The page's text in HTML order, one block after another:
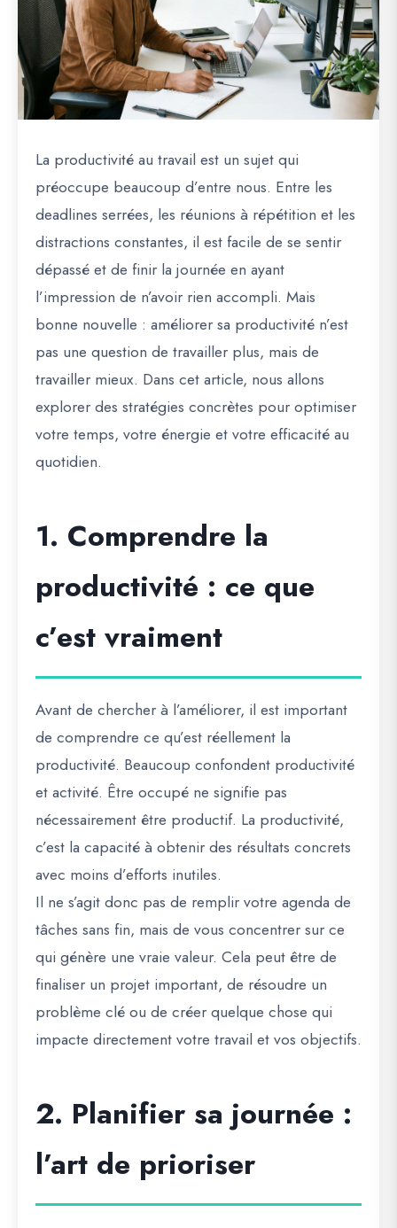
La productivité au travail est un sujet qui
préoccupe beaucoup d’entre nous. Entre les
deadlines serrées, les réunions à répétition et les
distractions constantes, il est facile de se sentir
dépassé et de finir la journée en ayant
l’impression de n’avoir rien accompli. Mais
bonne nouvelle : améliorer sa productivité n’est
pas une question de travailler plus, mais de
travailler mieux. Dans cet article, nous allons
explorer des stratégies concrètes pour optimiser
votre temps, votre énergie et votre efficacité au
quotidien.
1. Comprendre la
productivité : ce que
c’est vraiment
Avant de chercher à l’améliorer, il est important
de comprendre ce qu’est réellement la
productivité. Beaucoup confondent productivité
et activité. Être occupé ne signifie pas
nécessairement être productif. La productivité,
c’est la capacité à obtenir des résultats concrets
avec moins d’efforts inutiles.
Il ne s’agit donc pas de remplir votre agenda de
tâches sans fin, mais de vous concentrer sur ce
qui génère une vraie valeur. Cela peut être de
finaliser un projet important, de résoudre un
problème clé ou de créer quelque chose qui
impacte directement votre travail et vos objectifs.
2. Planifier sa journée :
l’art de prioriser